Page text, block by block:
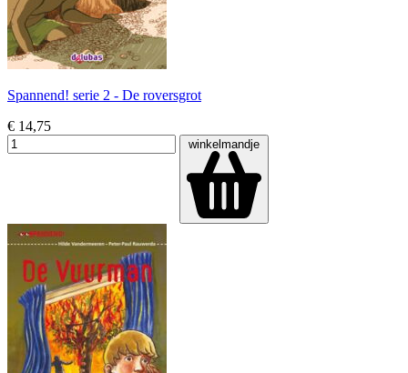
Spannend! serie 2 - De roversgrot
€ 14,75
winkelmandje